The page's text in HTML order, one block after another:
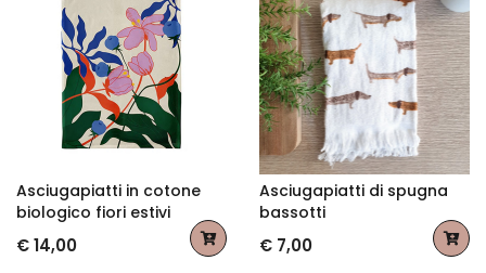
Asciugapiatti in cotone
biologico fiori estivi
€ 14,00
Asciugapiatti di spugna
bassotti
€ 7,00